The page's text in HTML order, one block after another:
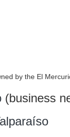
by the El
(business